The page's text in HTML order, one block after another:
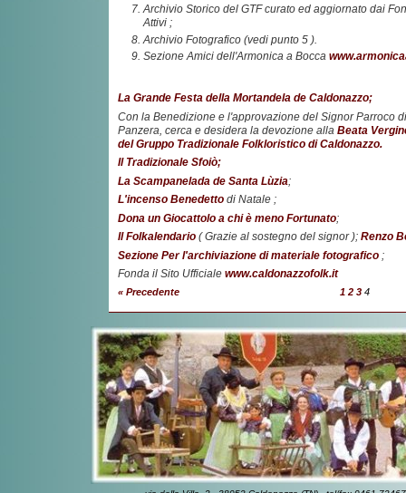
Archivio Storico del GTF curato ed aggiornato dai
Attivi ;
Archivio Fotografico (vedi punto 5 ).
Sezione Amici dell'Armonica a Bocca
La Grande Festa della Mortandela de Caldonazzo;
Con la Benedizione e l'approvazione del Signor Parroco
Panzera, cerca e desidera la devozione alla Beata
del Gruppo Tradizionale Folkloristico di Caldonazzo.
Il Tradizionale Sfoiò;
La Scampanelada de Santa Lùzia;
L'incenso Benedetto di Natale ;
Dona un Giocattolo a chi è meno Fortunato;
Il Folkalendario ( Grazie al sostegno del signor ); Renzo
Sezione Per l'archiviazione di materiale fotografico ;
Fonda il Sito Ufficiale www.caldonazzofolk.it
« Precedente 1 2 3 4